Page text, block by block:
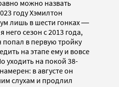
можно назвать
году Хэмилтон
лишь в шести гонках ―
сезон с 2013 года,
попал в первую тройку
на этапе ему и вовсе
уходить на покой 38-
в августе он
слухам и продлил